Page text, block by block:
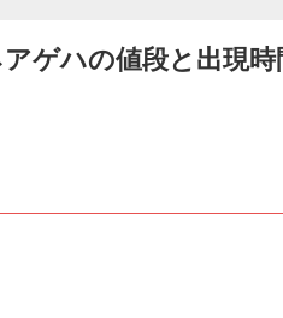
ゲハの値段と出現